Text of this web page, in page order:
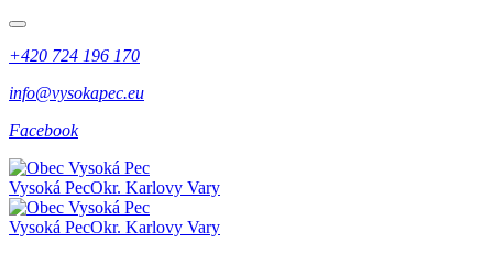
+420 724 196 170
info@vysokapec.eu
Facebook
Vysoká PecOkr. Karlovy Vary
Vysoká PecOkr. Karlovy Vary